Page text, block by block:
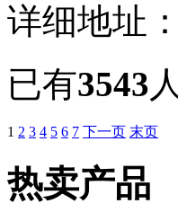
详细地址
已有3543
1 2 3 4 5 6 7 下一页 末页
热卖产品